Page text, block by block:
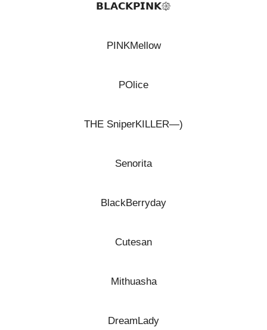
𝗕𝗟𝗔𝗖𝗞𝗣𝗜𝗡𝗞𑁍
PINKMellow
POlice
(—THE SniperKILLER
Senorita
BlackBerryday
Cutesan
Mithuasha
DreamLady